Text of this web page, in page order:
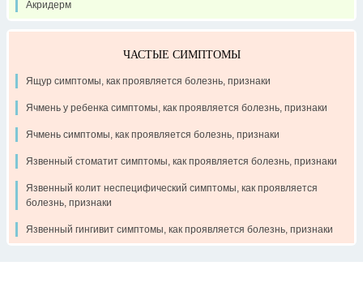
Акридерм
ЧАСТЫЕ СИМПТОМЫ
Ящур симптомы, как проявляется болезнь, признаки
Ячмень у ребенка симптомы, как проявляется болезнь, признаки
Ячмень симптомы, как проявляется болезнь, признаки
Язвенный стоматит симптомы, как проявляется болезнь, признаки
Язвенный колит неспецифический симптомы, как проявляется
болезнь, признаки
Язвенный гингивит симптомы, как проявляется болезнь, признаки